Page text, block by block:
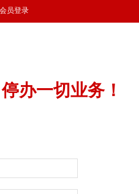
会员登录
办一切业务！